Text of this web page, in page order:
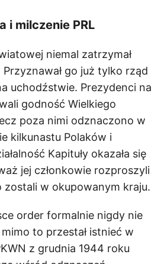
i milczenie PRL
niemal zatrzymał
go już tylko rząd
uchodźstwie. Prezydenci na
godność Wielkiego
poza nimi odznaczono w
kilkunastu Polaków i
Kapituły okazała się
jej członkowie rozproszyli
zostali w okupowanym kraju.
order formalnie nigdy nie
to przestał istnieć w
z grudnia 1944 roku